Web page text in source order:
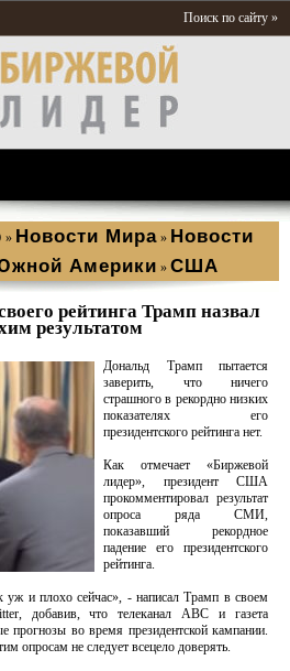
Поиск по сайту »
» Новости Мира » Новости
Америки » США
рейтинга Трамп назвал
результатом
Дональд Трамп пытается
заверить, что ничего
страшного в рекордно низких
показателях его
президентского рейтинга нет.
Как отмечает «Биржевой
лидер», президент США
прокомментировал результат
опроса ряда СМИ,
показавший рекордное
падение его президентского
рейтинга.
уж и плохо сейчас», - написал Трамп в своем
добавив, что телеканал ABC и газета
прогнозы во время президентской кампании.
опросам не следует всецело доверять.